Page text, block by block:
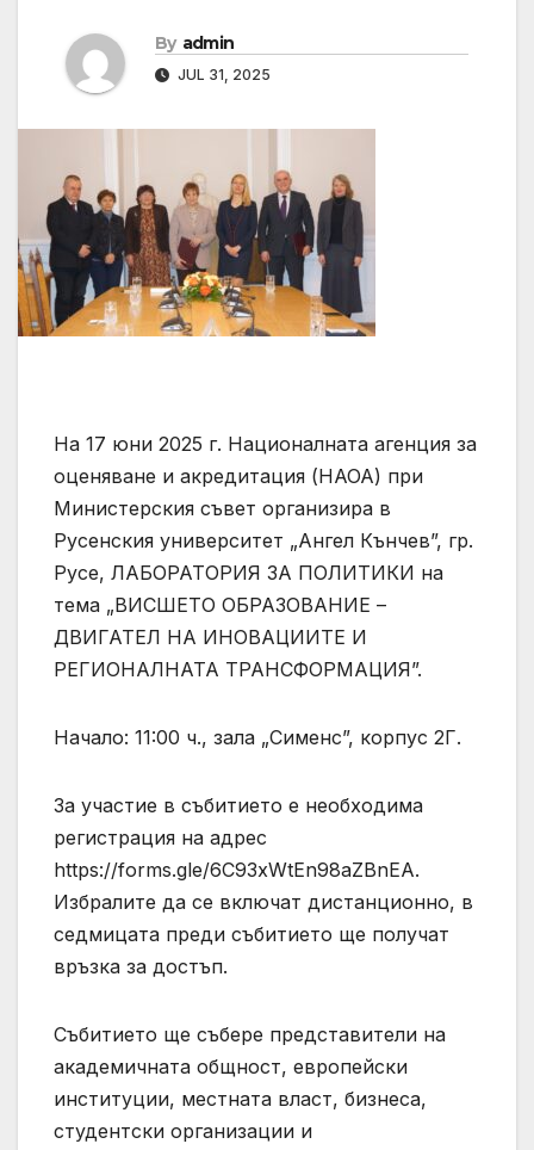
By admin
JUL 31, 2025
На 17 юни 2025 г. Националната агенция за
оценяване и акредитация (НАОА) при
Министерския съвет организира в
Русенския университет „Ангел Кънчев”, гр.
Русе, ЛАБОРАТОРИЯ ЗА ПОЛИТИКИ на
тема „ВИСШЕТО ОБРАЗОВАНИЕ –
ДВИГАТЕЛ НА ИНОВАЦИИТЕ И
РЕГИОНАЛНАТА ТРАНСФОРМАЦИЯ”.
Начало: 11:00 ч., зала „Сименс”, корпус 2Г.
За участие в събитието е необходима
регистрация на адрес
https://forms.gle/6C93xWtEn98aZBnEA.
Избралите да се включат дистанционно, в
седмицата преди събитието ще получат
връзка за достъп.
Събитието ще събере представители на
академичната общност, европейски
институции, местната власт, бизнеса,
студентски организации и